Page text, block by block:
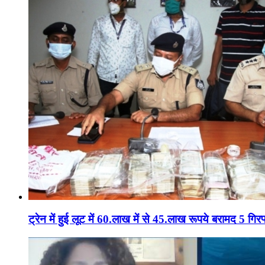
ट्रेन में हुई लूट में 60.लाख में से 45.लाख रूपये बरामद 5